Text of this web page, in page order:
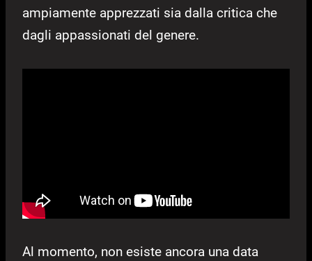
ampiamente apprezzati sia dalla critica che
dagli appassionati del genere.
Al momento, non esiste ancora una data